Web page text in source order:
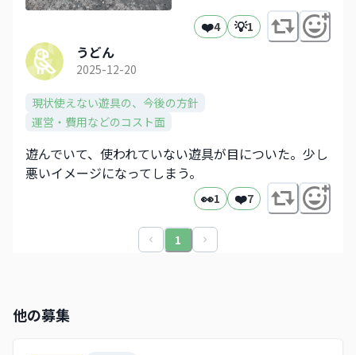
❤️4 💡1
うどん
2025-12-20
現状使えない遊具の、今後の方針
運営・費用などのコスト面
遊んでいて、使われていない遊具が目についた。少し
悪いイメージになってしまう。
👀1 ❤️7
1
他の募集